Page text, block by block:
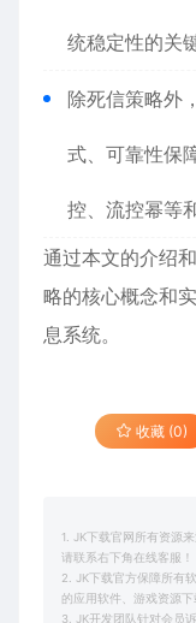
统稳定性的关键
除死信策略外
式、可靠性保
控、流控幂等
通过本文的介绍
略的核心概念和
息系统。
收藏 (0)
1. JK下载官网所有资源
请联系右下角在线客服！
2. JK下载官方保障所有
的应用软件、游戏资源下
3. JK开发团队针对会员